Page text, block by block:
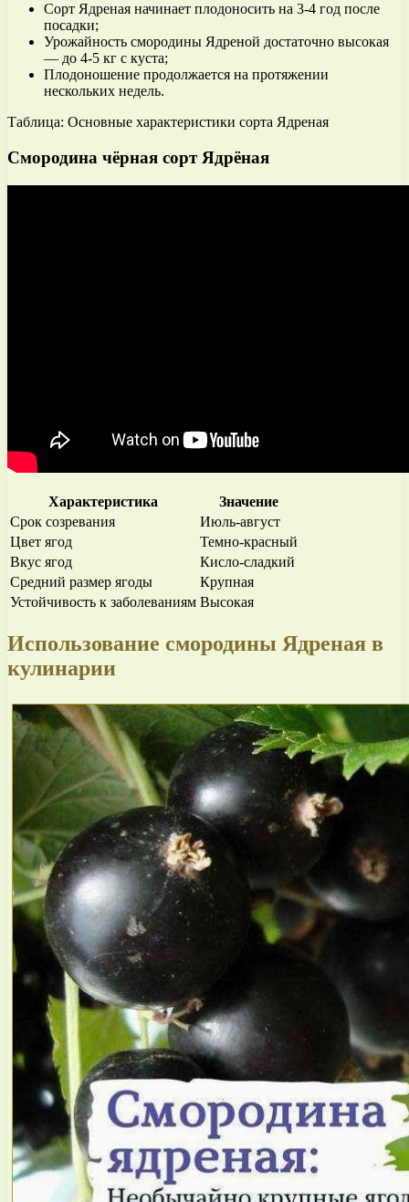
Сорт Ядреная начинает плодоносить на 3-4 год после
посадки;
Урожайность смородины Ядреной достаточно высокая
— до 4-5 кг с куста;
Плодоношение продолжается на протяжении
нескольких недель.
Таблица: Основные характеристики сорта Ядреная
Смородина чёрная сорт Ядрёная
Характеристика
Значение
Срок созревания
Июль-август
Цвет ягод
Темно-красный
Вкус ягод
Кисло-сладкий
Средний размер ягоды
Крупная
Устойчивость к заболеваниям Высокая
Использование смородины Ядреная в
кулинарии